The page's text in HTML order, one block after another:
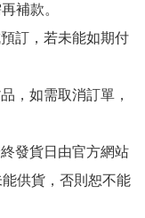
補款。
訂，若未能如期付
，如需取消訂單，
發貨日由官方網站
供貨，否則恕不能